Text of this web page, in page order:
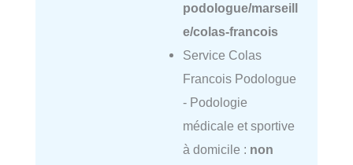
podologue/marseill
e/colas-francois
Service Colas
Francois Podologue
- Podologie
médicale et sportive
à domicile : non